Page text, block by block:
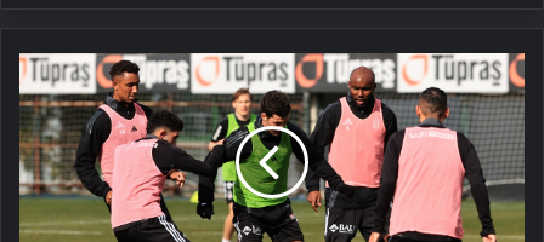
Beşiktaş,
Kırklarelispor
maçının
hazırlıklarına
devam
etti